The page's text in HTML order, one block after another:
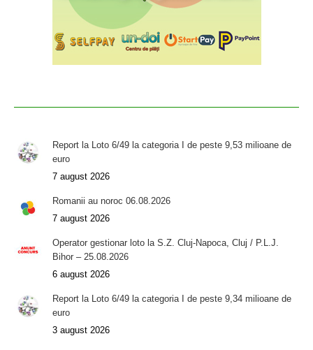
Report la Loto 6/49 la categoria I de peste 9,53 milioane de
euro
7 august 2026
Romanii au noroc 06.08.2026
7 august 2026
Operator gestionar loto la S.Z. Cluj-Napoca, Cluj / P.L.J.
Bihor – 25.08.2026
6 august 2026
Report la Loto 6/49 la categoria I de peste 9,34 milioane de
euro
3 august 2026